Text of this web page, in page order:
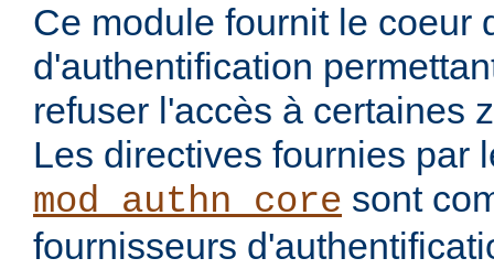
Ce module fournit le coeur
d'authentification
refuser l'accès à certaines
Les directives fournies par
mod_authn_core sont
fournisseurs